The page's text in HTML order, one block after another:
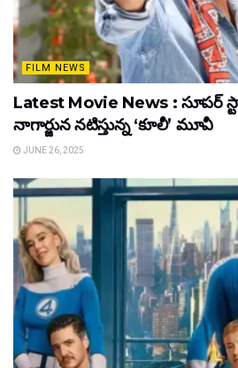
FILM NEWS
Latest Movie News : సూపర్
నాగార్జున నటిస్తున్న ‘కూలీ’ మూవీ
JUNE 26, 2025